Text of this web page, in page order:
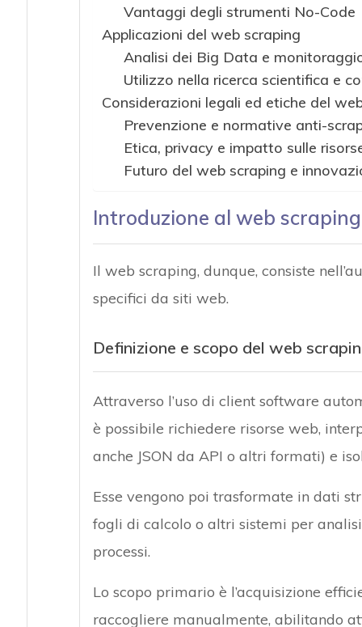
Vantaggi degli strumenti No-Code
Applicazioni del web scraping
Analisi dei Big Data e
Utilizzo nella ricerca scientifica e
Considerazioni legali ed etiche del
Prevenzione e normative anti-
Etica, privacy e impatto sulle
Futuro del web scraping e
Introduzione al web scraping
Il web scraping, dunque, consiste
specifici da siti web.
Definizione e scopo del web
Attraverso l’uso di client software
è possibile richiedere risorse web,
anche JSON da API o altri formati) e
Esse vengono poi trasformate in dati
fogli di calcolo o altri sistemi per
processi.
Lo scopo primario è l’acquisizione
raccogliere manualmente, abilitando